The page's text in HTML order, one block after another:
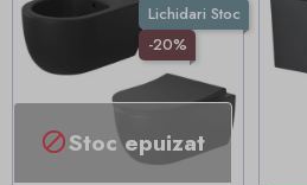
Lichidari Stoc
-20%
Stoc epuizat